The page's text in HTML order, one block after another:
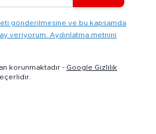
gönderilmesine ve bu kapsamda
veriyorum. Aydınlatma metnini
korunmaktadır - Google Gizlilik